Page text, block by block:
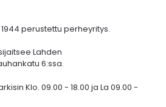
perustettu perheyritys.
Lahden
6:ssa.
Klo. 09.00 - 18.00 ja La 09.00 -